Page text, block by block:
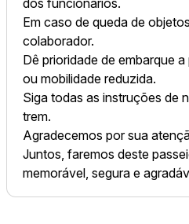
dos funcionários.
Em caso de queda de
colaborador.
Dê prioridade de embarque
ou mobilidade reduzida.
Siga todas as instruções de
trem.
Agradecemos por sua
Juntos, faremos deste
memorável, segura e